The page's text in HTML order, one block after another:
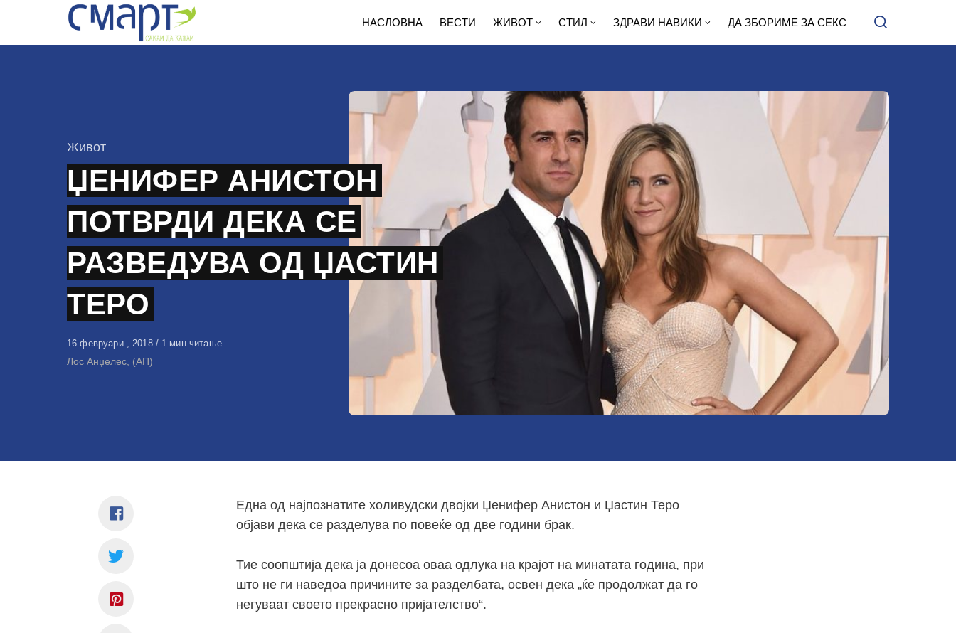
НАСЛОВНА ВЕСТИ ЖИВОТ СТИЛ ЗДРАВИ НАВИКИ ДА ЗБОРИМЕ ЗА СЕКС
КАтегорија
Живот
ЏЕНИФЕР АНИСТОН
ПОТВРДИ ДЕКА СЕ
РАЗВЕДУВА ОД ЏАСТИН
ТЕРО
Објавено
на
16 февруари , 2018 1 мин читање
Лос Анџелес, (АП)
Една од најпознатите холивудски двојки Џенифер Анистон и Џастин Теро
објави дека се разделува по повеќе од две години брак.
Тие соопштија дека ја донесоа оваа одлука на крајот на минатата година, при
што не ги наведоа причините за разделбата, освен дека „ќе продолжат да го
негуваат своето прекрасно пријателство“.